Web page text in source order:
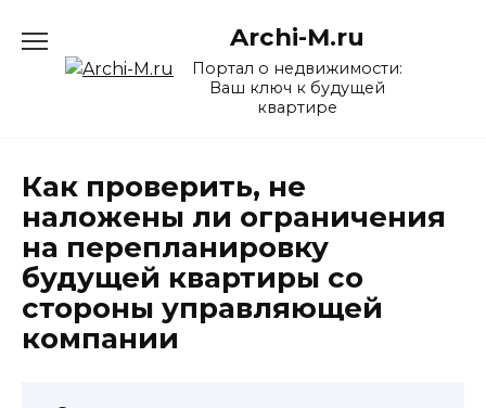
содержанию
Archi-M.ru
Портал о недвижимости:
Ваш ключ к будущей
квартире
Как проверить, не
наложены ли ограничения
на перепланировку
будущей квартиры со
стороны управляющей
компании